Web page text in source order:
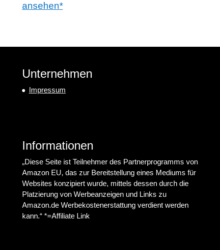
ansehen*
Unternehmen
Impressum
Informationen
„Diese Seite ist Teilnehmer des Partnerprogramms von
Amazon EU, das zur Bereitstellung eines Mediums für
Websites konzipiert wurde, mittels dessen durch die
Platzierung von Werbeanzeigen und Links zu
Amazon.de Werbekostenerstattung verdient werden
kann.“ *=Affiliate Link